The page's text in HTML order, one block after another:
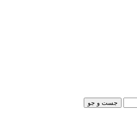
جست و جو